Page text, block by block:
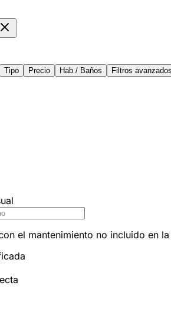
Tipo Precio Hab / Baños Filtros avanzados
el mantenimiento no incluido en la